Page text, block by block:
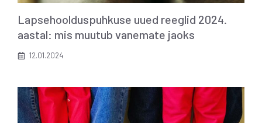
Lapsehoolduspuhkuse uued reeglid 2024.
aastal: mis muutub vanemate jaoks
12.01.2024